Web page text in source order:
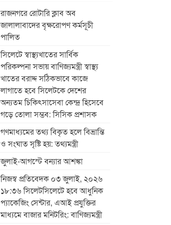
রাজনগরে রোটারি ক্লাব অব
জালালাবাদের বৃক্ষরোপণ কর্মসূচী
পালিত
সিলেটে স্বাস্থ্যখাতের সার্বিক
পরিকল্পনা সভায় বাণিজ্যমন্ত্রী স্বাস্থ্য
খাতের বরাদ্দ সঠিকভাবে কাজে
লাগাতে হবে সিলেটকে দেশের
অন্যতম চিকিৎসাসেবা কেন্দ্র হিসেবে
গড়ে তোলা সম্ভব: সিসিক প্রশাসক
গণমাধ্যমের তথ্য বিকৃত হলে বিভ্রান্তি
ও সংঘাত সৃষ্টি হয়: তথ্যমন্ত্রী
জুলাই-আগস্টে বন্যার আশঙ্কা
নিজস্ব প্রতিবেদক ০৩ জুলাই, ২০২৬
১৮:৩৬ সিলেটসিলেটে হবে আধুনিক
প্যাকেজিং সেন্টার, এআই প্রযুক্তির
মাধ্যমে বাজার মনিটরিং: বাণিজ্যমন্ত্রী